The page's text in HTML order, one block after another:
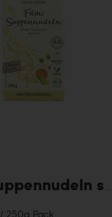
/ 250g Pack